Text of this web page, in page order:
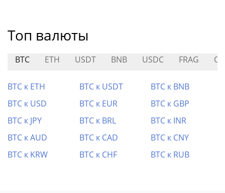
Топ валюты
BTC ETH USDT BNB USDC FRAG
BTC к ETH BTC к USDT
BTC к BNB
BTC к USD
BTC к EUR
BTC к GBP
BTC к JPY
BTC к BRL
BTC к INR
BTC к AUD
BTC к CAD
BTC к CNY
BTC к KRW
BTC к CHF BTC к RUB